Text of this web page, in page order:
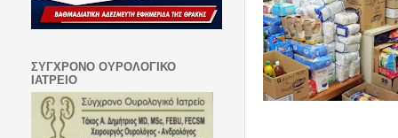
ΣΥΓΧΡΟΝΟ ΟΥΡΟΛΟΓΙΚΟ
ΙΑΤΡΕΙΟ